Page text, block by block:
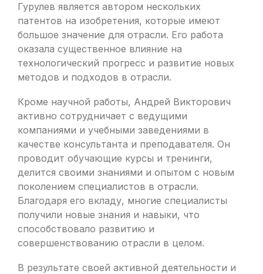
Гурулев является автором нескольких
патентов на изобретения, которые имеют
большое значение для отрасли. Его работа
оказала существенное влияние на
технологический прогресс и развитие новых
методов и подходов в отрасли.
Кроме научной работы, Андрей Викторович
активно сотрудничает с ведущими
компаниями и учебными заведениями в
качестве консультанта и преподавателя. Он
проводит обучающие курсы и тренинги,
делится своими знаниями и опытом с новым
поколением специалистов в отрасли.
Благодаря его вкладу, многие специалисты
получили новые знания и навыки, что
способствовало развитию и
совершенствованию отрасли в целом.
В результате своей активной деятельности и